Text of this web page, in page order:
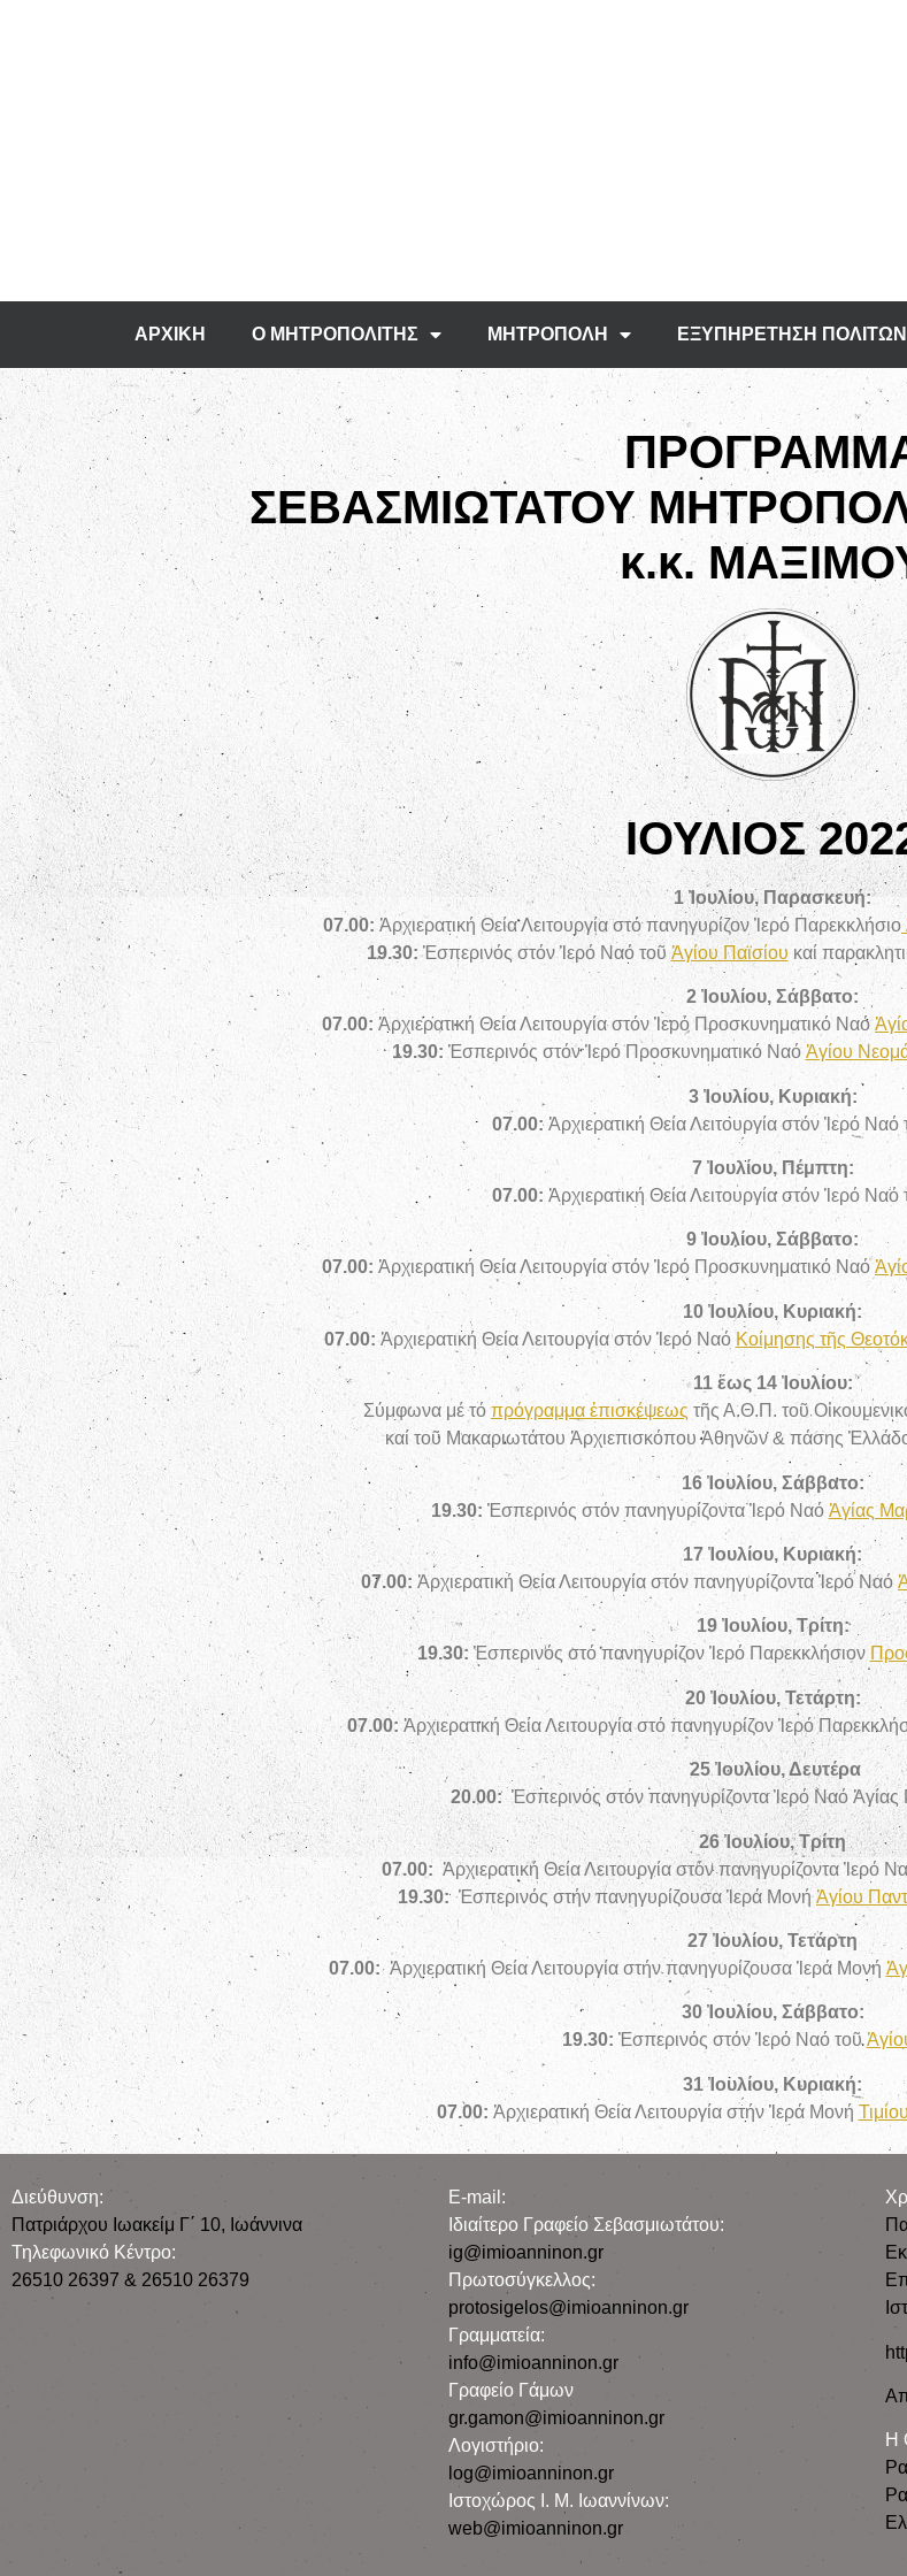
ΑΡΧΙΚΗ Ο ΜΗΤΡΟΠΟΛΙΤΗΣ ΜΗΤΡΟΠΟΛΗ ΕΞΥΠΗΡΕΤΗΣΗ ΠΟΛΙΤΩΝ
ΣΕΒΑΣΜΙΩΤΑΤΟΥ
κ.κ.
ΙΟΥΛΙΟΣ
1 Ἰουλίου, Παρασκευή:
07.00: Ἀρχιερατική Θεία Λειτουργία στό πανηγυρίζον Ἱερό Παρεκκλήσιο
19.30:Ἑσπερινός στόν Ἱερό Ναό τοῦ Ἁγίου Παϊσίου καί
2 Ἰουλίου, Σάββατο:
07.00: Ἀρχιερατική Θεία Λειτουργίαστόν Ἱερό Προσκυνηματικό Ναό
19.30: Ἑσπερινός στόν Ἱερό Προσκυνηματικό Ναό Ἁγίου
3 Ἰουλίου, Κυριακή:
07.00: Ἀρχιερατική Θεία Λειτουργία στόν Ἱερό Ναό
7 Ἰουλίου, Πέμπτη:
07.00: Ἀρχιερατική Θεία Λειτουργία στόν Ἱερό Ναό
9 Ἰουλίου, Σάββατο:
07.00: Ἀρχιερατική Θεία Λειτουργίαστόν Ἱερό Προσκυνηματικό Ναό
10 Ἰουλίου, Κυριακή:
07.00:Ἀρχιερατική Θεία Λειτουργία στόν Ἱερό Ναό Κοίμησης τῆς
11 ἕως 14 Ἰουλίου:
Σύμφωνα μέ τό πρόγραμμα ἐπισκέψεως τῆς Α.Θ.Π. τοῦ
καί τοῦ Μακαριωτάτου Ἀρχιεπισκόπου Ἀθηνῶν & πάσης
16 Ἰουλίου, Σάββατο:
19.30: Ἑσπερινός στόν πανηγυρίζοντα Ἱερό Ναό Ἁγίας
17 Ἰουλίου, Κυριακή:
07.00: Ἀρχιερατική Θεία Λειτουργία στόν πανηγυρίζοντα Ἱερό Ναό
19 Ἰουλίου, Τρίτη:
19.30: Ἑσπερινός στό πανηγυρίζον Ἱερό Παρεκκλήσιον
20 Ἰουλίου, Τετάρτη:
07.00: Ἀρχιερατική Θεία Λειτουργία στό πανηγυρίζον Ἱερό
25 Ἰουλίου, Δευτέρα
20.00: Ἑσπερινός στόν πανηγυρίζοντα Ἱερό Ναό
26 Ἰουλίου, Τρίτη
07.00: Ἀρχιερατική Θεία Λειτουργία στόν πανηγυρίζοντα Ἱερό
19.30: Ἑσπερινός στήν πανηγυρίζουσα Ἱερά ΜονήἉγίου
27 Ἰουλίου, Τετάρτη
07.00:Ἀρχιερατική Θεία Λειτουργία στήν πανηγυρίζουσα Ἱερά Μονή
30 Ἰουλίου, Σάββατο:
19.30: Ἑσπερινός στόν Ἱερό Ναό τοῦ
31 Ἰουλίου, Κυριακή:
07.00: Ἀρχιερατική Θεία Λειτουργία στήν Ἱερά Μονή
Διεύθυνση:
Πατριάρχου Ιωακείμ Γ΄ 10, Iωάννινα
Τηλεφωνικό Κέντρο:
26510 26397 & 26510 26379
E-mail:
Iδιαίτερο Γραφείο Σεβασμιωτάτου:
ig@imioanninon.gr
Πρωτοσύγκελλος:
protosigelos@imioanninon.gr
Γραμματεία:
info@imioanninon.gr
Γραφείο Γάμων
gr.gamon@imioanninon.gr
Λογιστήριο:
log@imioanninon.gr
Ιστοχώρος Ι. Μ. Ιωαννίνων:
web@imioanninon.gr
Η